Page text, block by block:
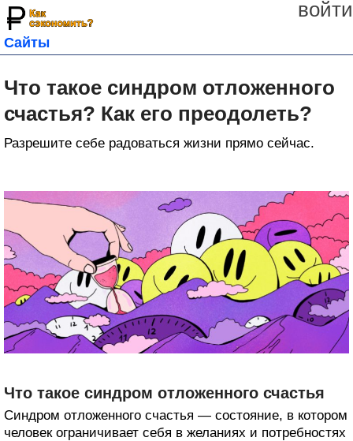
войти
Сайты
Что такое синдром отложенного
счастья? Как его преодолеть?
Разрешите себе радоваться жизни прямо сейчас.
Что такое синдром отложенного счастья
Синдром отложенного счастья — состояние, в котором
человек ограничивает себя в желаниях и потребностях